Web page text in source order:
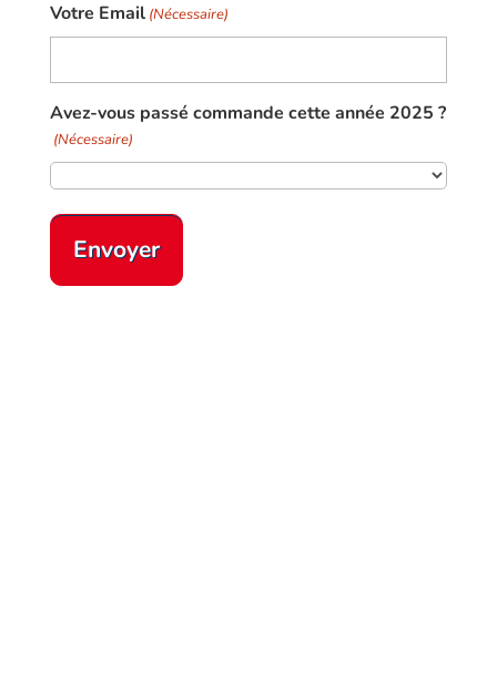
Votre Email (Nécessaire)
Avez-vous passé commande cette année 2025 ?
(Nécessaire)